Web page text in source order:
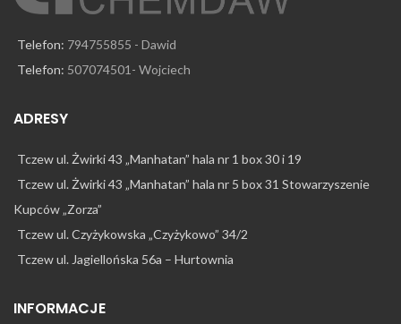
Telefon: 794755855 - Dawid
Telefon: 507074501- Wojciech
ADRESY
Tczew ul. Żwirki 43 „Manhatan” hala nr 1 box 30 i 19
Tczew ul. Żwirki 43 „Manhatan” hala nr 5 box 31 Stowarzyszenie
Kupców „Zorza”
Tczew ul. Czyżykowska „Czyżykowo” 34/2
Tczew ul. Jagiellońska 56a – Hurtownia
INFORMACJE